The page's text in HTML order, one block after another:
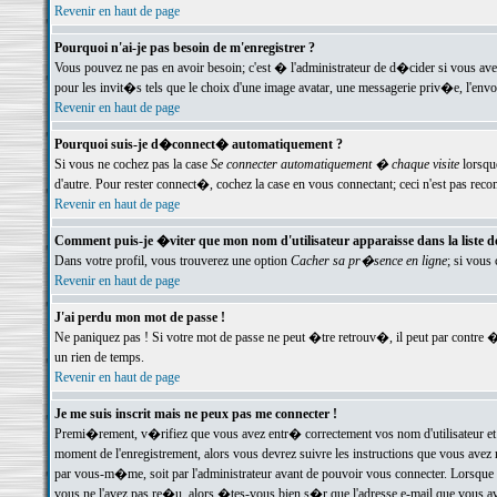
Revenir en haut de page
Pourquoi n'ai-je pas besoin de m'enregistrer ?
Vous pouvez ne pas en avoir besoin; c'est � l'administrateur de d�cider si vous
pour les invit�s tels que le choix d'une image avatar, une messagerie priv�e,
Revenir en haut de page
Pourquoi suis-je d�connect� automatiquement ?
Si vous ne cochez pas la case Se connecter automatiquement � chaque visite
d'autre. Pour rester connect�, cochez la case en vous connectant; ceci n'est
Revenir en haut de page
Comment puis-je �viter que mon nom d'utilisateur apparaisse dans la liste
Dans votre profil, vous trouverez une option Cacher sa pr�sence en ligne; si vous
Revenir en haut de page
J'ai perdu mon mot de passe !
Ne paniquez pas ! Si votre mot de passe ne peut �tre retrouv�, il peut par
un rien de temps.
Revenir en haut de page
Je me suis inscrit mais ne peux pas me connecter !
Premi�rement, v�rifiez que vous avez entr� correctement vos nom
moment de l'enregistrement, alors vous devrez suivre les instructions que vous
par vous-m�me, soit par l'administrateur avant de pouvoir vous connecter.
vous ne l'avez pas re�u, alors �tes-vous bien s�r que l'adresse e-mail que vous